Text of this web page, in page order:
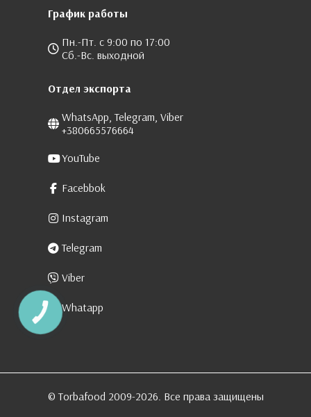
График работы
Пн.-Пт. с 9:00 по 17:00
Сб.-Вс. выходной
Отдел экспорта
WhatsApp, Telegram, Viber
+380665576664
YouTube
Facebbok
Instagram
Telegram
Viber
Whatapp
© Torbafood 2009-2026. Все права защищены
КНОПКА
ЗВ'ЯЗКУ